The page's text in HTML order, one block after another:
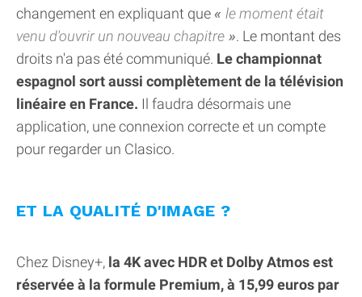
changement en expliquant que
le moment était
venu d'ouvrir un nouveau chapitre
. Le montant des
droits n'a pas été communiqué. Le championnat
espagnol sort aussi complètement de la télévision
linéaire en France. Il faudra désormais une
application, une connexion correcte et un compte
pour regarder un Clasico.
ET LA QUALITÉ D'IMAGE ?
Chez Disney+, la 4K avec HDR et Dolby Atmos est
réservée à la formule Premium, à 15,99 euros par